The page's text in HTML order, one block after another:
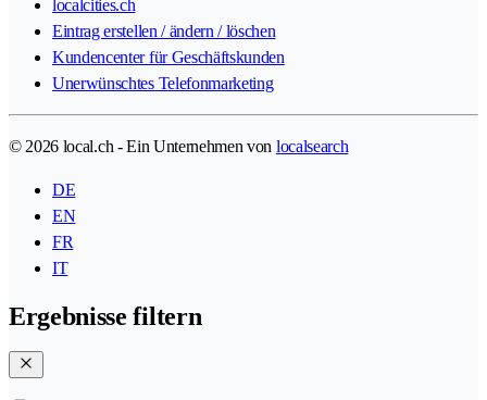
localcities.ch
Eintrag erstellen / ändern / löschen
Kundencenter für Geschäftskunden
Unerwünschtes Telefonmarketing
© 2026 local.ch - Ein Unternehmen von localsearch
DE
EN
FR
IT
Ergebnisse filtern